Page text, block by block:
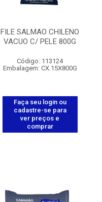
FILE SALMAO CHILENO
VACUO C/ PELE 800G
Código: 113124
Embalagem: CX.15X800G
Faça seu login ou
cadastre-se para
ver preços e
comprar